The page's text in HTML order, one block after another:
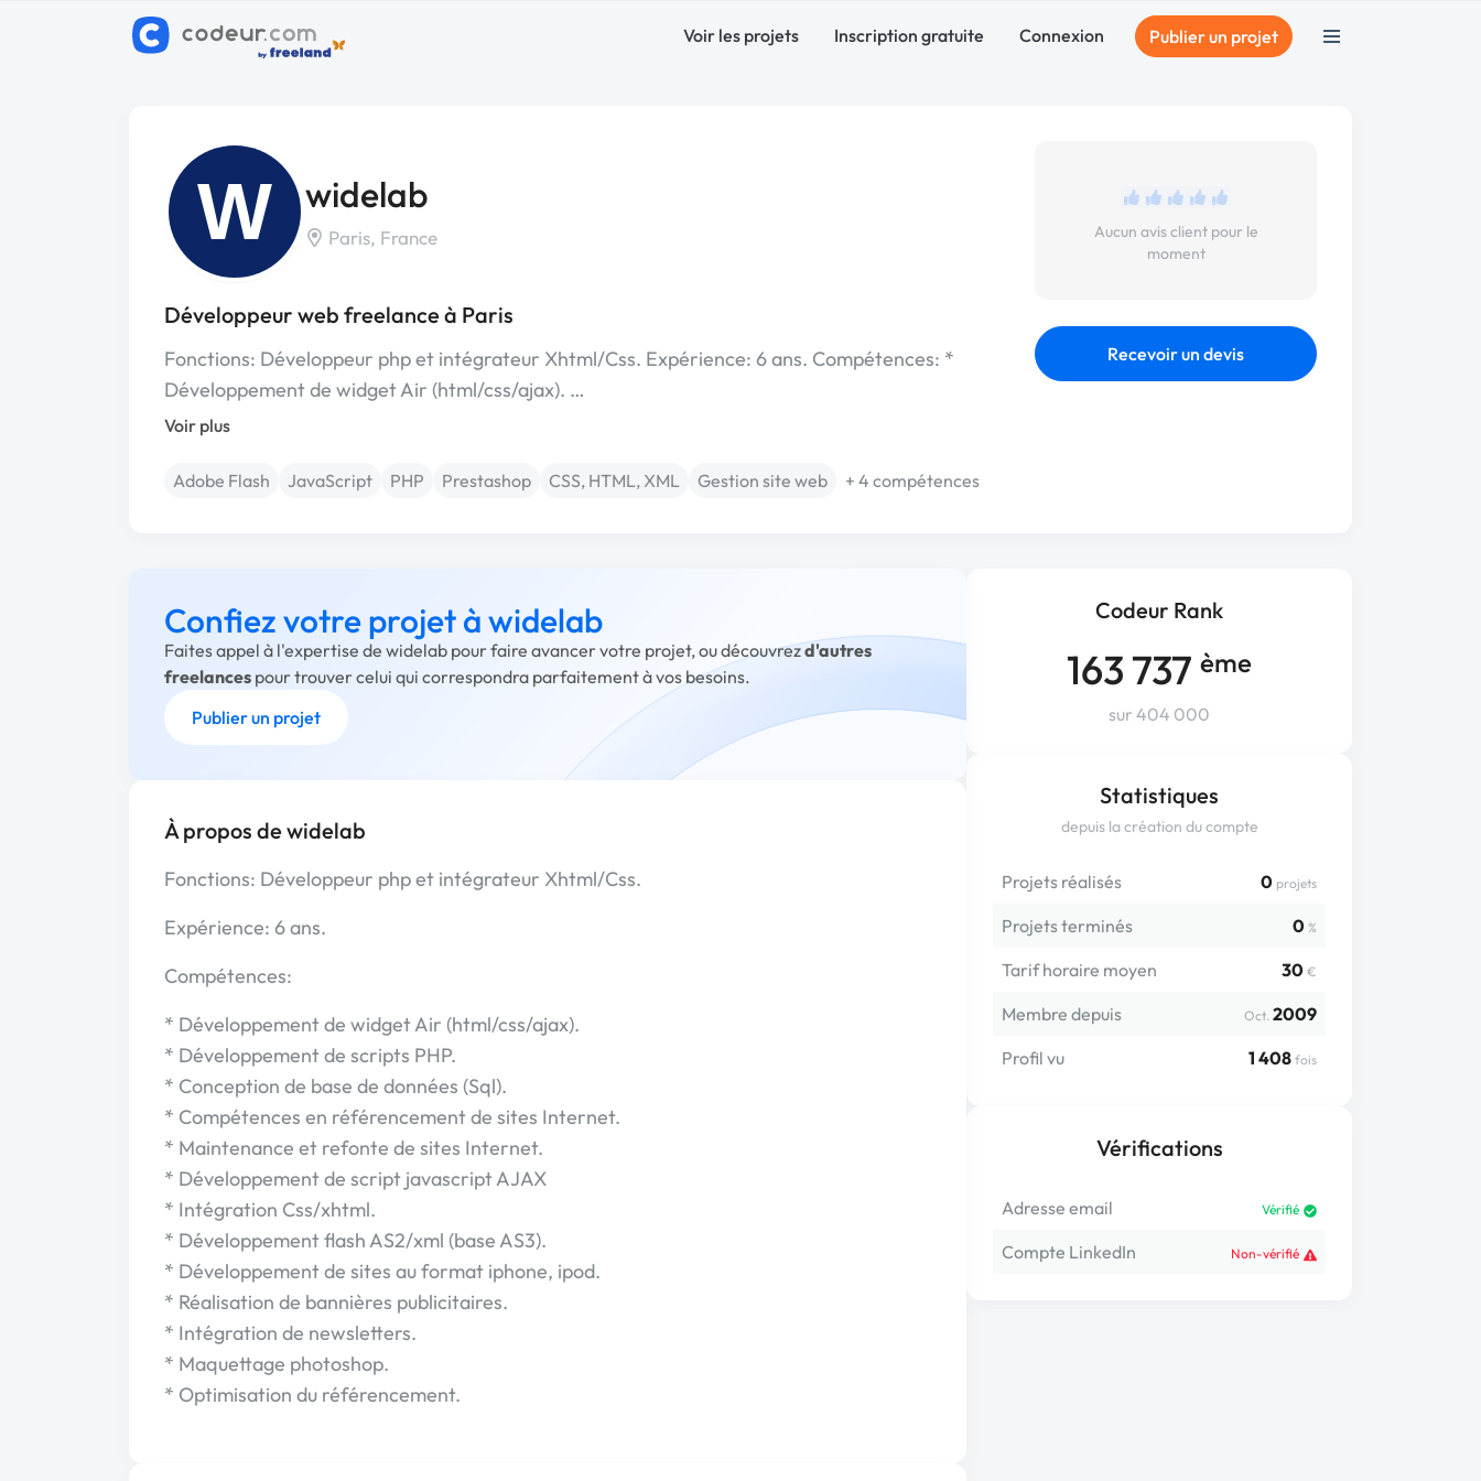
Voir les projets Inscription gratuite Connexion Publier un projet
W widelab
Paris, France
Développeur web freelance à Paris
Fonctions: Développeur php et intégrateur Xhtml/Css. Expérience: 6 ans. Compétences: *
Développement de widget Air (html/css/ajax). …
Voir plus
Adobe Flash JavaScript PHP Prestashop CSS, HTML, XML Gestion site web + 4 compétences
Aucun avis client pour le
moment
Recevoir un devis
Codeur Rank
163 737 ème
sur 404 000
Statistiques
depuis la création du compte
Projets réalisés 0 projets
Projets terminés 0 %
Tarif horaire moyen 30 €
Membre depuis Oct. 2009
Profil vu
1 408 fois
Vérifications
Adresse email Vérifié
Compte LinkedIn Non-vérifié
Confiez votre projet à widelab
Faites appel à l'expertise de widelab pour faire avancer votre projet, ou découvrezd'autres
freelances pour trouver celui qui correspondra parfaitement à vos besoins.
Publier un projet
À propos de widelab
Fonctions: Développeur php et intégrateur Xhtml/Css.
Expérience: 6 ans.
Compétences:
* Développement de widget Air (html/css/ajax).
* Développement de scripts PHP.
* Conception de base de données (Sql).
* Compétences en référencement de sites Internet.
* Maintenance et refonte de sites Internet.
* Développement de script javascript AJAX
* Intégration Css/xhtml.
* Développement flash AS2/xml (base AS3).
* Développement de sites au format iphone, ipod.
* Réalisation de bannières publicitaires.
* Intégration de newsletters.
* Maquettage photoshop.
* Optimisation du référencement.